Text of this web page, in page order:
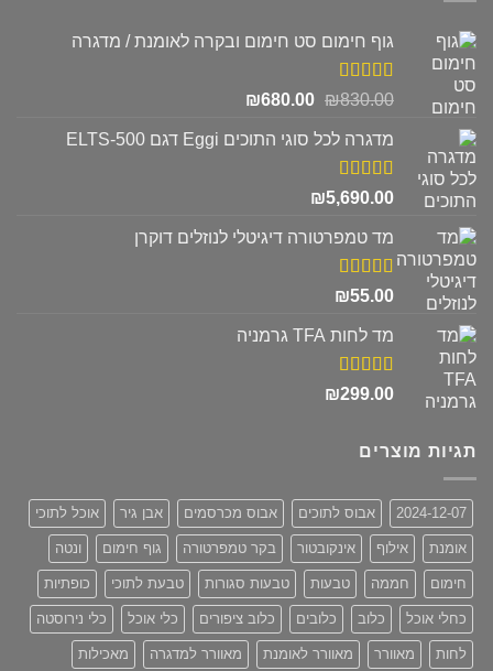
גוף חימום סט חימום ובקרה לאומנת / מדגרה
דורג5.00
₪830.00
המחיר
היה:
₪680.00
המחיר
הוא:
מדגרה לכל סוגי התוכים Eggi דגם ELTS-500
דורג5.00
₪5,690.00
מד טמפרטורה דיגיטלי לנוזלים דוקרן
דורג5.00
₪55.00
מד לחות TFA גרמניה
דורג5.00
₪299.00
תגיות מוצרים
2024-12-07 אבוס לתוכים אבוס מכרסמים אבן גיר אוכל לתוכי
אומנת אילוף אינקובטור בקר טמפרטורה גוף חימום ונטה
חימום חממה טבעות טבעות סגורות טבעת לתוכי כופתיות
כחלי אוכל כלוב כלובים כלוב ציפורים כלי אוכל כלי נירוסטה
לחות מאוורר מאוורר לאומנת מאוורר למדגרה מאכילות